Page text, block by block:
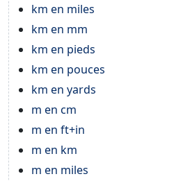
km en miles
km en mm
km en pieds
km en pouces
km en yards
m en cm
m en ft+in
m en km
m en miles